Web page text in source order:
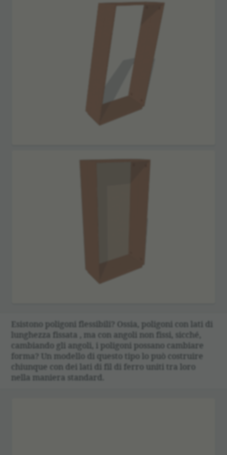
Esistono poligoni fles­sibili? Ossia, poligoni con lati di
lunghezza fissata , ma con angoli non fissi, sicché,
cambiando gli angoli, i poligoni possano cambiare
forma? Un modello di questo tipo lo può costruire
chiunque con dei lati di fil di ferro uniti tra loro
nella maniera standard.